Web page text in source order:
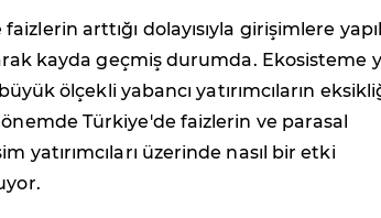
arttığı dolayısıyla girişimlere
kayda geçmiş durumda. Ekosisteme
ölçekli yabancı yatırımcıların
Türkiye'de faizlerin ve parasal
yatırımcıları üzerinde nasıl bir etki